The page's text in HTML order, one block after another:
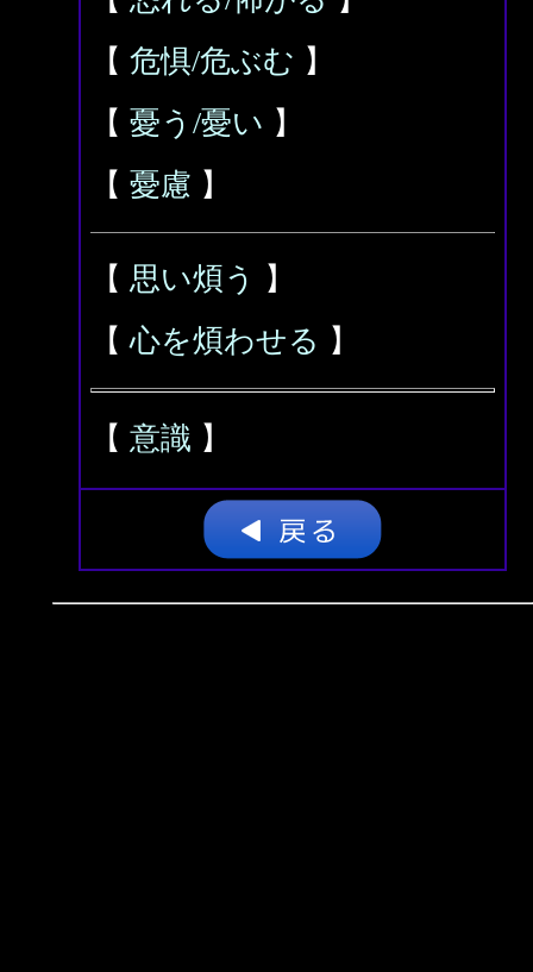
【 危惧/危ぶむ 】
【 憂う/憂い 】
【 憂慮 】
【 思い煩う
】
【心を煩わせる 】
【 意識 】